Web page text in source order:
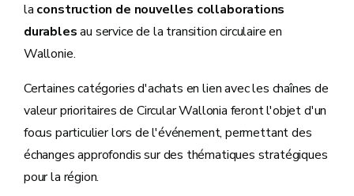
la construction de nouvelles collaborations
durablesau service de la transition circulaire en
Wallonie.
Certaines catégories d'achats en lien avec les chaînes de
valeur prioritaires de Circular Wallonia feront l'objet d'un
focus particulier lors de l'événement, permettant des
échanges approfondis sur des thématiques stratégiques
pour la région.